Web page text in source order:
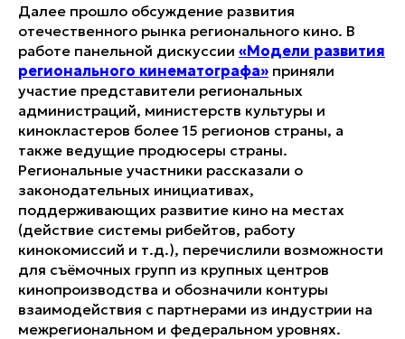
Далее прошло обсуждение развития
отечественного рынка регионального кино. В
работе панельной дискуссии «Модели развития
регионального кинематографа» приняли
участие представители региональных
администраций, министерств культуры и
кинокластеров более 15 регионов страны, а
также ведущие продюсеры страны.
Региональные участники рассказали о
законодательных инициативах,
поддерживающих развитие кино на местах
(действие системы рибейтов, работу
кинокомиссий и т.д.), перечислили возможности
для съёмочных групп из крупных центров
кинопроизводства и обозначили контуры
взаимодействия с партнерами из индустрии на
межрегиональном и федеральном уровнях.